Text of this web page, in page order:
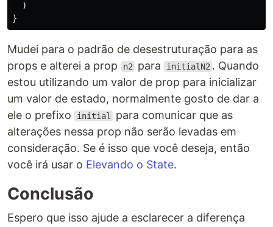
)
}
Mudei para o padrão de desestruturação para as
props e alterei a prop
n2 para initialN2 . Quando
estou utilizando um valor de prop para inicializar
um valor de estado, normalmente gosto de dar a
ele o prefixo
initial
para comunicar que as
alterações nessa prop não serão levadas em
consideração. Se é isso que você deseja, então
você irá usar o Elevando o State.
Conclusão
Espero que isso ajude a esclarecer a diferença